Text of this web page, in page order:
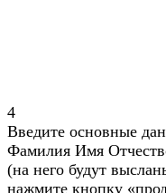
4
Введите основные
Фамилия Имя
(на него будут
нажмите кнопку